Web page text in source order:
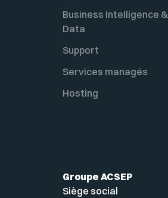
Business Intelligence &
Data
Support
Services managés
Hosting
Groupe ACSEP
Siège social